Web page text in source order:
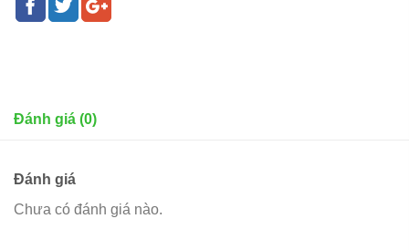
Đánh giá (0)
Đánh giá
Chưa có đánh giá nào.